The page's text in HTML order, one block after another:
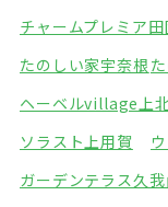
チャームプレミア
たのしい家宇奈根
ヘーベルvillage上
ソラスト上用賀
ガーデンテラス久我